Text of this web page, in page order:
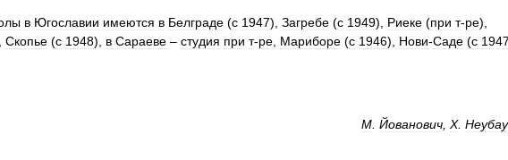
в Югославии имеются в Белграде (с 1947), Загребе (с 1949), Риеке (при т-ре),
Скопье (с 1948), в Сараеве – студия при т-ре Мариборе (с 1946), Нови-Саде (с 1947
М Йованович X.